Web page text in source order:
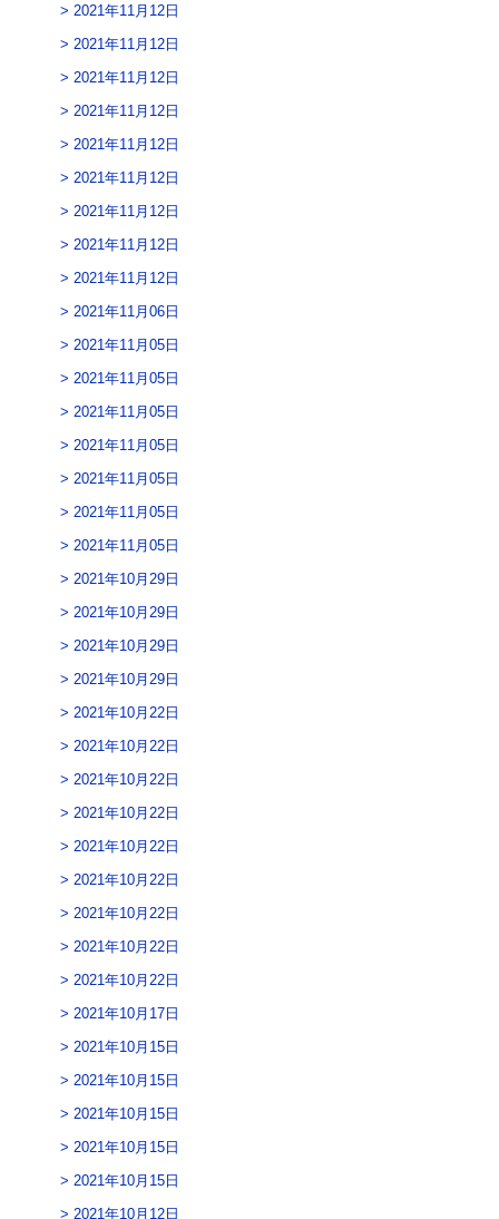
2021年11月12日
2021年11月12日
2021年11月12日
2021年11月12日
2021年11月12日
2021年11月12日
2021年11月12日
2021年11月12日
2021年11月12日
2021年11月06日
2021年11月05日
2021年11月05日
2021年11月05日
2021年11月05日
2021年11月05日
2021年11月05日
2021年11月05日
2021年10月29日
2021年10月29日
2021年10月29日
2021年10月29日
2021年10月22日
2021年10月22日
2021年10月22日
2021年10月22日
2021年10月22日
2021年10月22日
2021年10月22日
2021年10月22日
2021年10月22日
2021年10月17日
2021年10月15日
2021年10月15日
2021年10月15日
2021年10月15日
2021年10月15日
2021年10月12日